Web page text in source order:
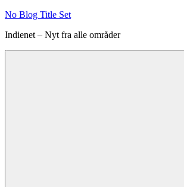
Videre
indhold
No Blog Title Set
Indienet – Nyt fra alle områder